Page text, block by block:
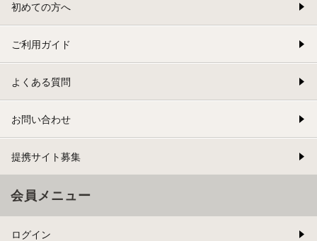
初めての方へ
ご利用ガイド
よくある質問
お問い合わせ
提携サイト募集
会員メニュー
ログイン